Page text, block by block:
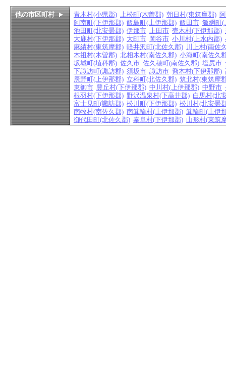
他の市区町村 青木村(小県郡) 上松町(木曽郡) 朝日村(東筑摩郡)
阿南町(下伊那郡) 飯島町(上伊那郡) 飯田市 飯綱町(
池田町(北安曇郡) 伊那市 上田市 売木村(下伊那郡)
大鹿村(下伊那郡) 大町市 岡谷市 小川村(上水内郡)
麻績村(東筑摩郡) 軽井沢町(北佐久郡) 川上村(南佐
木祖村(木曽郡) 北相木村(南佐久郡) 小海町(南佐久
坂城町(埴科郡) 佐久市 佐久穂町(南佐久郡) 塩尻市
下諏訪町(諏訪郡) 須坂市 諏訪市 喬木村(下伊那郡)
辰野町(上伊那郡) 立科町(北佐久郡) 筑北村(東筑摩
東御市 豊丘村(下伊那郡) 中川村(上伊那郡) 中野市
根羽村(下伊那郡) 野沢温泉村(下高井郡) 白馬村(北
富士見町(諏訪郡) 松川町(下伊那郡) 松川村(北安曇
南牧村(南佐久郡) 南箕輪村(上伊那郡) 箕輪町(上伊
御代田町(北佐久郡) 泰阜村(下伊那郡) 山形村(東筑